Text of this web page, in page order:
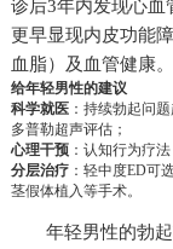
诊后3年内发现心血
更早显现内皮功能
血脂）及血管健康。
给年轻男性的建议
科学就医：持续勃起问
多普勒超声评估；
心理干预：认知行为疗法
分层治疗：轻中度ED可
茎假体植入等手术。
年轻男性的勃